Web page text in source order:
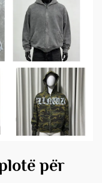
për